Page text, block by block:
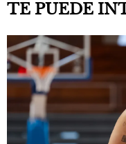
TE PUEDE